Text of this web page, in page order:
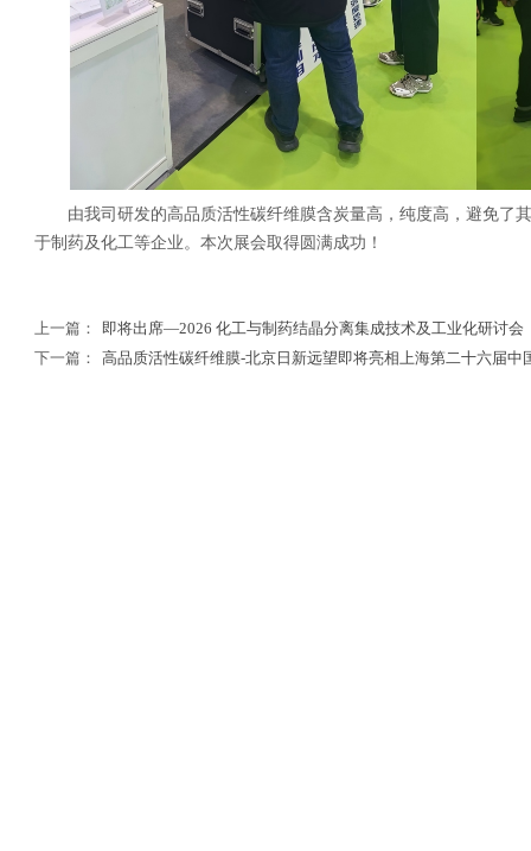
由我司研发的高品质活性碳纤维膜含炭量高，纯度高，避免了
于制药及化工等企业。本次展会取得圆满成功！
上一篇：
即将出席—2026 化工与制药结晶分离集成技术及工业化研讨会
下一篇：
高品质活性碳纤维膜-北京日新远望即将亮相上海第二十六届中